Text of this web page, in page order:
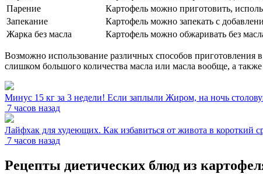
Парение
Картофель можно приготовить,
Запекание
Картофель можно запекать с
Жарка без масла
Картофель можно обжаривать без
Возможно использование различных способов приготовления
слишком большого количества масла или масла вообще, а
Минус 15 кг за 3 недели! Если заплыли Жиром, на ночь
7 часов назад
Лайфхак для худеющих. Как избавиться от живота в короткий
7 часов назад
Рецепты диетических блюд из